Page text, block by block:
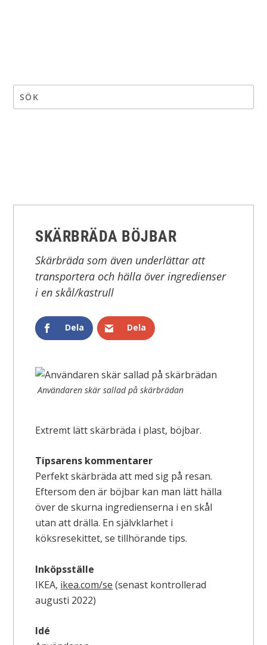
SKÄRBRÄDA BÖJBAR
Skärbräda som även underlättar att
transportera och hälla över ingredienser
i en skål/kastrull
Dela Dela
Användaren skär sallad på skärbrädan
Extremt lätt skärbräda i plast, böjbar.
Tipsarens kommentarer
Perfekt skärbräda att med sig på resan.
Eftersom den är böjbar kan man lätt hälla
över de skurna ingredienserna i en skål
utan att drälla. En självklarhet i
köksresekittet, se tillhörande tips.
Inköpsställe
IKEA, ikea.com/se (senast kontrollerad
augusti 2022)
Idé